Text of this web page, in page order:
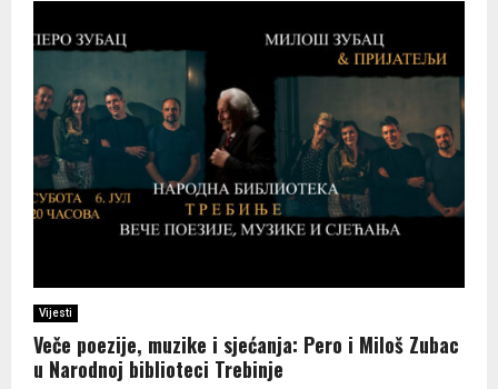
Vijesti
Veče poezije, muzike i sjećanja: Pero i Miloš Zubac
u Narodnoj biblioteci Trebinje